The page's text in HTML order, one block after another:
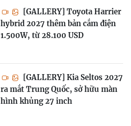
[GALLERY] Toyota Harrier
hybrid 2027 thêm bản cắm điện
1.500W, từ 28.100 USD
[GALLERY] Kia Seltos 2027
ra mắt Trung Quốc, sở hữu màn
hình khủng 27 inch